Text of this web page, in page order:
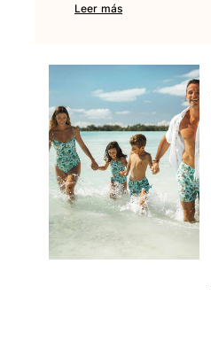
Polos
Pantalones
Sweatshirts
Camisetas
Colección loungewear
Kimonos
Ver todo Pret-a-porter
Yachting collection
Leer más